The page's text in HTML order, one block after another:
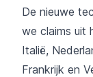
De nieuwe
we claims uit
Italië,
Frankrijk en